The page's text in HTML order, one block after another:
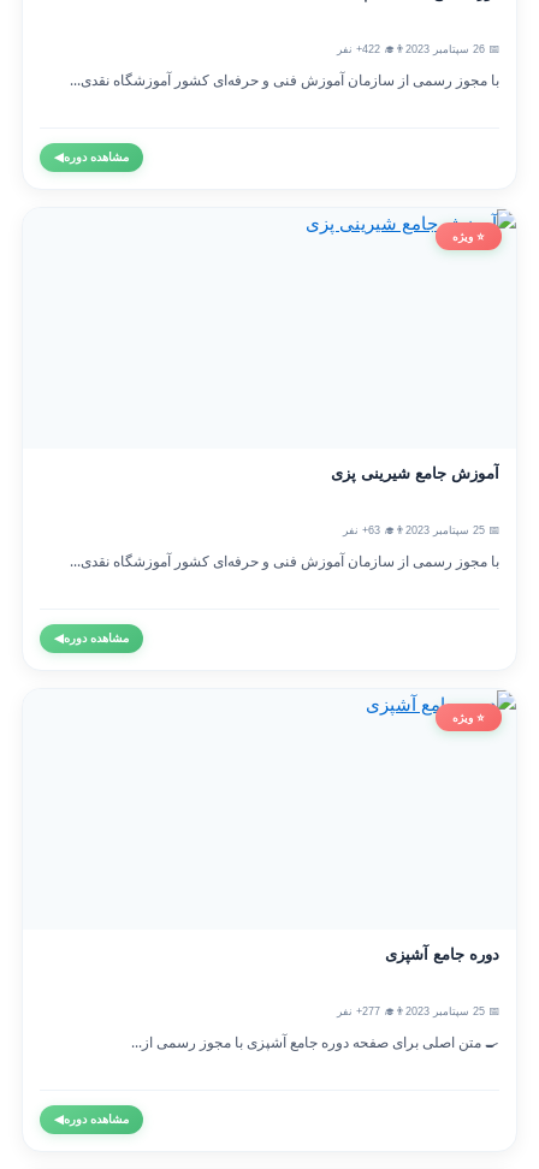
👨‍🎓 422+ نفر
با مجوز رسمی از سازمان آموزش فنی و حرفه‌ای کشور آموزشگاه نقدی...
مشاهده دوره◀
⭐ ویژه
آموزش جامع شیرینی پزی
👨‍🎓 63+ نفر
با مجوز رسمی از سازمان آموزش فنی و حرفه‌ای کشور آموزشگاه نقدی...
مشاهده دوره◀
⭐ ویژه
دوره جامع آشپزی
👨‍🎓 277+ نفر
🍳 متن اصلی برای صفحه دوره جامع آشپزی با مجوز رسمی از...
مشاهده دوره◀